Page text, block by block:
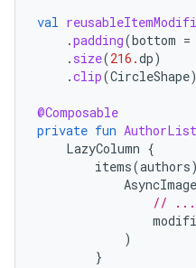
val
.padding(bottom =
. size(216.dp)
.clip(CircleShape)
@Composable
private fun AuthorList
LazyColumn {
items(authors)
AsyncImage
// ...
)
}